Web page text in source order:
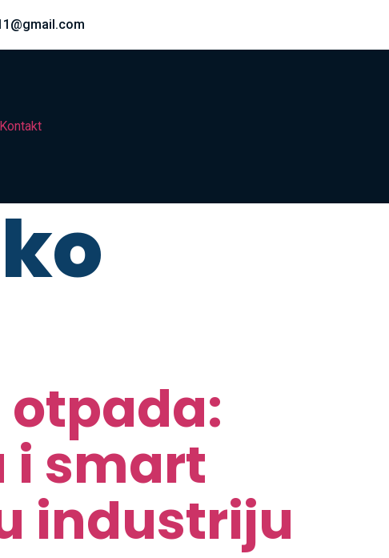
Kontakt
otpada:
i smart
industriju